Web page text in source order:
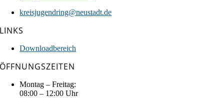
kreisjugendring@neustadt.de
LINKS
Downloadbereich
ÖFFNUNGSZEITEN
Montag – Freitag:
08:00 – 12:00 Uhr